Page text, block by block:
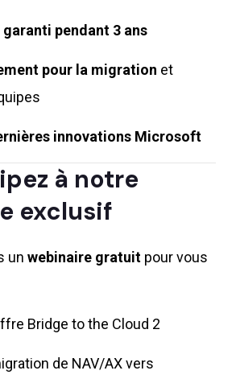
pendant 3 ans
pour la migration et
innovations Microsoft
à notre
exclusif
un webinaire gratuit pour vous
Bridge to the Cloud 2
de NAV/AX vers